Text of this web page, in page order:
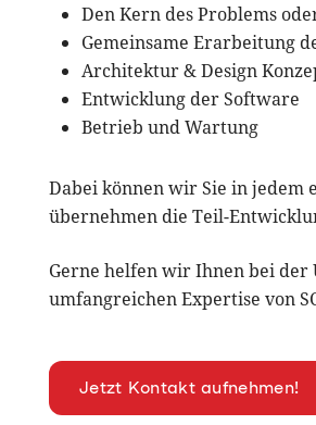
Den Kern des Problems
Gemeinsame Erarbeitung
Architektur & Design
Entwicklung der Software
Betrieb und Wartung
Dabei können wir Sie in
übernehmen die Teil-
Gerne helfen wir Ihnen bei der
umfangreichen Expertise von
Jetzt Kontakt aufnehmen!